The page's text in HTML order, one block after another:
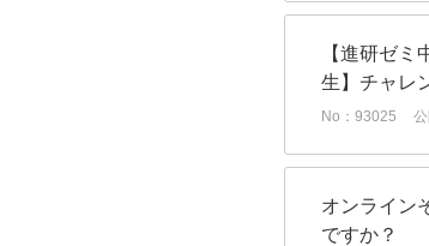
【進研ゼ
生】チャレ
No：93025
オンライン
ですか？